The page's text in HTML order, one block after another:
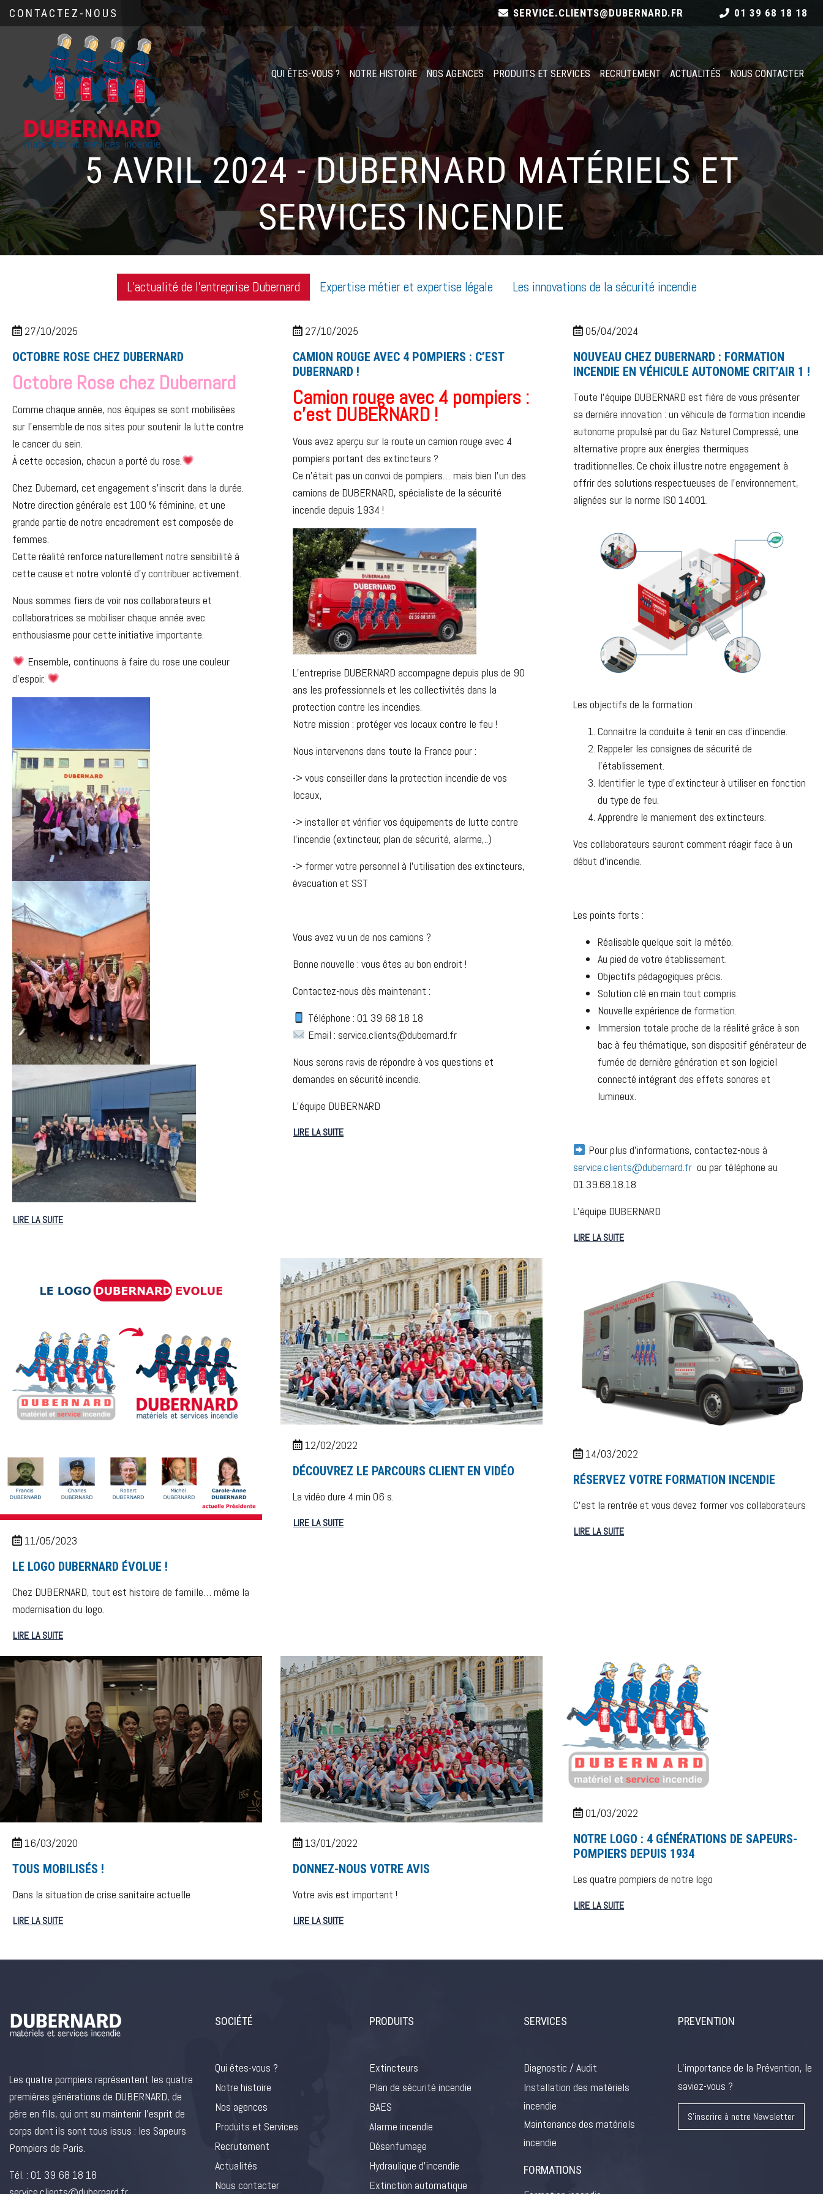
CONTACTEZ-NOUS SERVICE.CLIENTS@DUBERNARD.FR 01 39 68 18 18
QUI ÊTES-VOUS ? NOTRE HISTOIRE NOS AGENCES PRODUITS ET SERVICES RECRUTEMENT ACTUALITÉS NOUS CONTACTER
5 AVRIL 2024 - DUBERNARD MATÉRIELS ET
SERVICES INCENDIE
L’actualité de l’entreprise Dubernard Expertise métier et expertise légale Les innovations de la sécurité incendie
27/10/2025
OCTOBRE ROSE CHEZ DUBERNARD
Octobre Rose chez Dubernard
Comme chaque année, nos équipes se sont mobilisées
sur l’ensemble de nos sites pour soutenir la lutte contre
le cancer du sein.
À cette occasion, chacun a porté du rose.
Chez Dubernard, cet engagement s’inscrit dans la durée.
Notre direction générale est 100 % féminine, et une
grande partie de notre encadrement est composée de
femmes.
Cette réalité renforce naturellement notre sensibilité à
cette cause et notre volonté d’y contribuer activement.
Nous sommes fiers de voir nos collaborateurs et
collaboratrices se mobiliser chaque année avec
enthousiasme pour cette initiative importante.
Ensemble, continuons à faire du rose une couleur
d’espoir.
LIRE LA SUITE
27/10/2025
CAMION ROUGE AVEC 4 POMPIERS : C’EST
DUBERNARD !
Camion rouge avec 4 pompiers :
c’est DUBERNARD !
Vous avez aperçu sur la route un camion rouge avec 4
pompiers portant des extincteurs ?
Ce n’était pas un convoi de pompiers… mais bien l’un des
camions de DUBERNARD, spécialiste de la sécurité
incendie depuis 1934 !
L’entreprise DUBERNARD accompagne depuis plus de 90
ans les professionnels et les collectivités dans la
protection contre les incendies.
Notre mission : protéger vos locaux contre le feu !
Nous intervenons dans toute la France pour :
-> vous conseiller dans la protection incendie de vos
locaux,
-> installer et vérifier vos équipements de lutte contre
l’incendie (extincteur, plan de sécurité, alarme,..)
-> former votre personnel à l’utilisation des extincteurs,
évacuation et SST
Vous avez vu un de nos camions ?
Bonne nouvelle : vous êtes au bon endroit !
Contactez-nous dès maintenant :
Téléphone : 01 39 68 18 18
Email : service.clients@dubernard.fr
Nous serons ravis de répondre à vos questions et
demandes en sécurité incendie.
L’équipe DUBERNARD
LIRE LA SUITE
05/04/2024
NOUVEAU CHEZ DUBERNARD : FORMATION
INCENDIE EN VÉHICULE AUTONOME CRIT’AIR 1 !
Toute l’équipe DUBERNARD est fière de vous présenter
sa dernière innovation : un véhicule de formation incendie
autonome propulsé par du Gaz Naturel Compressé, une
alternative propre aux énergies thermiques
traditionnelles. Ce choix illustre notre engagement à
offrir des solutions respectueuses de l’environnement,
alignées sur la norme ISO 14001.
Les objectifs de la formation :
Connaitre la conduite à tenir en cas d’incendie.
Rappeler les consignes de sécurité de
l’établissement.
Identifier le type d’extincteur à utiliser en fonction
du type de feu.
Apprendre le maniement des extincteurs.
Vos collaborateurs sauront comment réagir face à un
début d’incendie.
Les points forts :
Réalisable quelque soit la météo.
Au pied de votre établissement.
Objectifs pédagogiques précis.
Solution clé en main tout compris.
Nouvelle expérience de formation.
Immersion totale proche de la réalité grâce à son
bac à feu thématique, son dispositif générateur de
fumée de dernière génération et son logiciel
connecté intégrant des effets sonores et
lumineux.
Pour plus d’informations, contactez-nous à
service.clients@dubernard.fr ou par téléphone au
01.39.68.18.18
L’équipe DUBERNARD
LIRE LA SUITE
11/05/2023
LE LOGO DUBERNARD ÉVOLUE !
Chez DUBERNARD, tout est histoire de famille… même la
modernisation du logo.
LIRE LA SUITE
12/02/2022
DÉCOUVREZ LE PARCOURS CLIENT EN VIDÉO
La vidéo dure 4 min 06 s.
LIRE LA SUITE
14/03/2022
RÉSERVEZ VOTRE FORMATION INCENDIE
C’est la rentrée et vous devez former vos collaborateurs
LIRE LA SUITE
16/03/2020
TOUS MOBILISÉS !
Dans la situation de crise sanitaire actuelle
LIRE LA SUITE
13/01/2022
DONNEZ-NOUS VOTRE AVIS
Votre avis est important !
LIRE LA SUITE
01/03/2022
NOTRE LOGO : 4 GÉNÉRATIONS DE SAPEURS-
POMPIERS DEPUIS 1934
Les quatre pompiers de notre logo
LIRE LA SUITE
Les quatre pompiers représentent les quatre
premières générations de DUBERNARD, de
père en fils, qui ont su maintenir l’esprit de
corps dont ils sont tous issus : les Sapeurs
Pompiers de Paris.
Tél. : 01 39 68 18 18
SOCIÉTÉ
Qui êtes-vous ?
Notre histoire
Nos agences
Produits et Services
Recrutement
Actualités
Nous contacter
PRODUITS
Extincteurs
Plan de sécurité incendie
BAES
Alarme incendie
Désenfumage
Hydraulique d’incendie
Extinction automatique
SERVICES
Diagnostic / Audit
Installation des matériels
incendie
Maintenance des matériels
incendie
FORMATIONS
PREVENTION
L’importance de la Prévention, le
saviez-vous ?
S'inscrire à notre Newsletter